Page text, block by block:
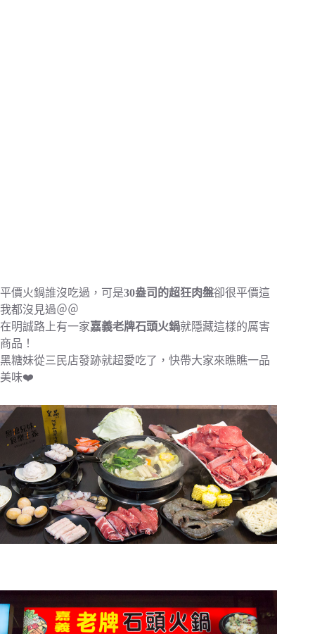
平價火鍋誰沒吃過，可是30盎司的超狂肉盤卻很平價這
我都沒見過＠＠
在明誠路上有一家嘉義老牌石頭火鍋就隱藏這樣的厲害
商品！
黑糖妹從三民店發跡就超愛吃了，快帶大家來瞧瞧一品
美味❤️